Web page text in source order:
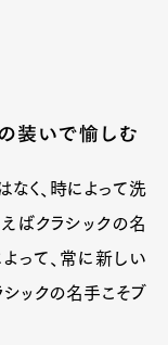
装いで愉しむ
く、時によって洗
ばクラシックの名
って、常に新しい
ックの名手こそブ